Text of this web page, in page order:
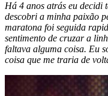
Há 4 anos atrás eu decidi
descobri a minha paixão
maratona foi seguida
sentimento de cruzar a
faltava alguma coisa. Eu
coisa que me traria de